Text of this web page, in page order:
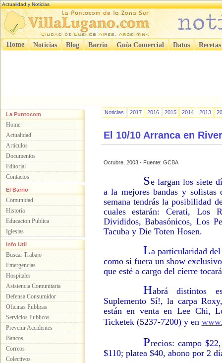
Actualidad y Noticias
Home Noticias Blog Barrio Guía Comercial Datos Recetas
La Puntocom
Home
Actualidad
Articulos
Documentos
Editorial
Contactos
El Barrio
Comunidad
Historia
Educacion Publica
Iglesias
Info Util
Buscar Trabajo
Emergencias
Hospitales
Asistencia Comunitaria
Defensa Consumidor
Oficinas Publicas
Servicios Publicos
Prevenir Accidentes
Bancos
Correos
Colectivos
Noticias 2017 2016 2015 2014 2013
El 10/10 Arranca en
Octubre, 2003 - Fuente: GCBA
Se largan los siete
a la mejores bandas y
semana tendrás la posibilidad
cuales estarán: Cerati, Los
Divididos, Babasónicos, Los
Tacuba y Die Toten Hosen.
La particularidad
como si fuera un show
que esté a cargo del cierre
Habrá distintos
Suplemento Sí!, la carpa
están en venta en Lee Chi,
Ticketek (5237-7200) y en
Precios: campo
$110; platea $40, abono por 2